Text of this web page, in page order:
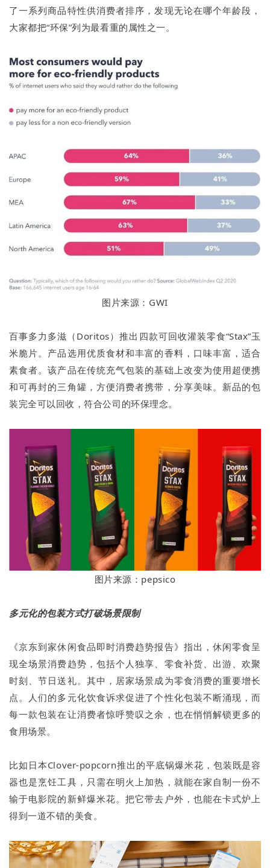
了一系列商品特性供消费者排序，发现无论在哪个年龄段，
大家都把“环保”列为最看重的属性之一。
图片来源：GWI
百事多力多滋（Doritos）推出四款可回收灌装零食“Stax”玉
米脆片。产品选用优质食材和丰富的香料，口味丰富，适合
素食者。该产品在传统充气包装的基础上改变为使用超便携
和可再封的三角罐，方便消费者携带，分享美味。新品的包
装完全可以回收，符合公司的环保理念。
图片来源：pepsico
多元化的包装方式打破场景限制
《京东到家休闲食品即时消费趋势报告》指出，休闲零食呈
现全场景消费趋势，包括个人独享、零食补货、出游、欢聚
时刻、节日送礼。其中，居家场景成为零食消费的重要增长
点。人们的多元化饮食诉求促进了个性化包装不断涌现，而
每一款包装在让消费者惊呼赞叹之余，也在悄悄解锁更多的
食用场景。
比如日本Clover-popcorn推出的平底锅爆米花，包装既是容
器也是烹饪工具，只需在明火上加热，就能在家自制一份不
输于电影院的新鲜爆米花。把它带去户外，也能在卡式炉上
得到一道不错的美食。